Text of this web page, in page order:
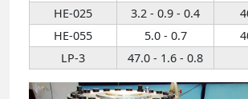
HE-025
3.2 - 0.9 - 0.4
HE-055
5.0 - 0.7
LP-3
47.0 - 1.6 - 0.8